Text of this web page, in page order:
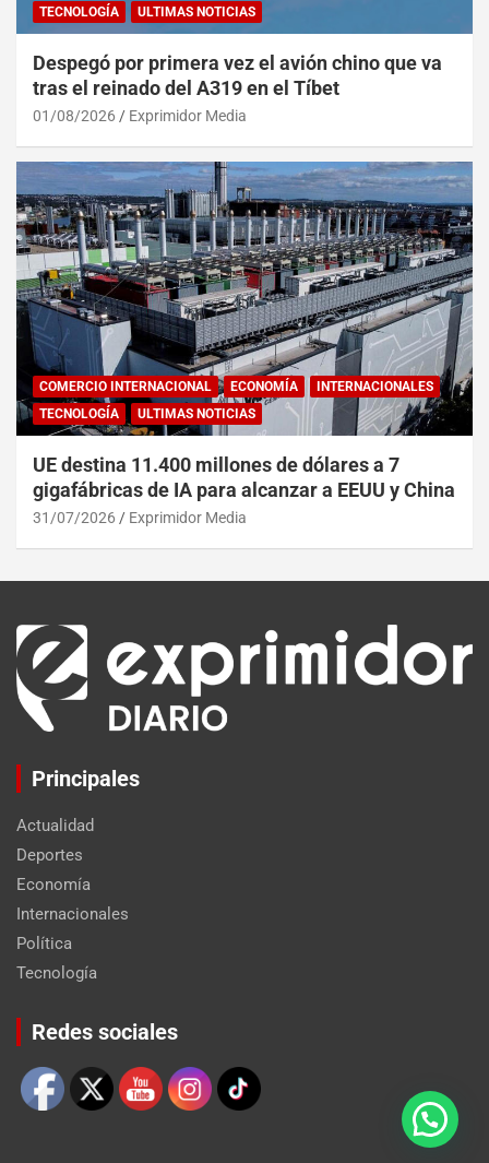
TECNOLOGÍA
ULTIMAS NOTICIAS
Despegó por primera vez el avión chino que va
tras el reinado del A319 en el Tíbet
01/08/2026 Exprimidor Media
COMERCIO INTERNACIONAL ECONOMÍA
INTERNACIONALES
TECNOLOGÍA
ULTIMAS NOTICIAS
UE destina 11.400 millones de dólares a 7
gigafábricas de IA para alcanzar a EEUU y China
31/07/2026 Exprimidor Media
Principales
Actualidad
Deportes
Economía
Internacionales
Política
Tecnología
Redes sociales